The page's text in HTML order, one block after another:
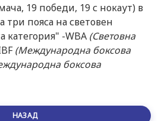
19 победи, 19 с нокаут) в
пояса на световен
категория" -WBA (Световна
(Международна боксова
боксова
НАЗАД